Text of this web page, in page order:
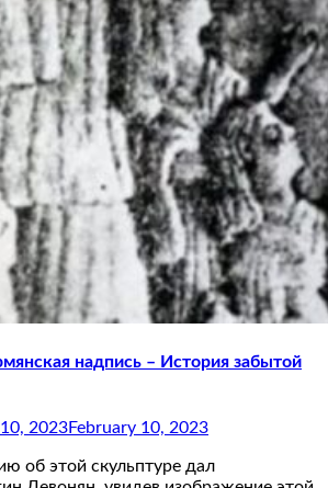
надпись – История забытой
2023February 10, 2023
об этой скульптуре дал